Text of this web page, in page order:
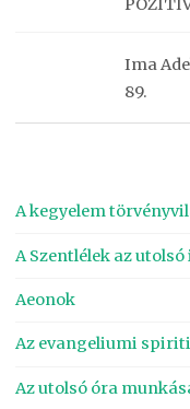
Ima
89.
A kegyelem
A Szentlélek az utolsó
Aeonok
Az evangeliumi
Az utolsó óra